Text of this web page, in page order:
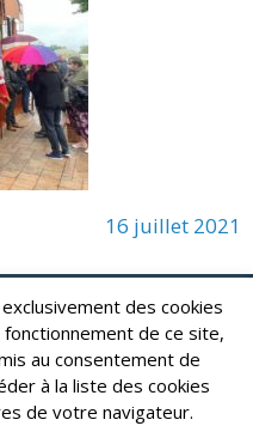
16 juillet 2021
lagleize2024@gmail.com
Tous droits réservés.
des cookies
de ce site,
au consentement de
à la liste des cookies
de votre navigateur.